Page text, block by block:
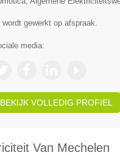
wordt gewerkt op afspraak.
media:
BEKIJK VOLLEDIG PROFIEL
Van Mechelen